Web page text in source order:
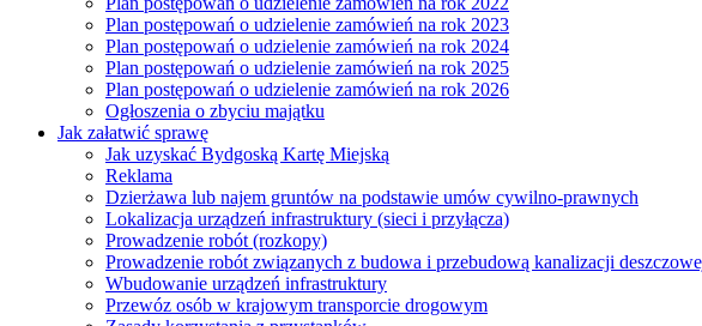
Plan postępowań o udzielenie zamówień na rok 2023
Plan postępowań o udzielenie zamówień na rok 2024
Plan postępowań o udzielenie zamówień na rok 2025
Plan postępowań o udzielenie zamówień na rok 2026
Ogłoszenia o zbyciu majątku
Jak załatwić sprawę
Jak uzyskać Bydgoską Kartę Miejską
Reklama
Dzierżawa lub najem gruntów na podstawie umów cywilno-prawnych
Lokalizacja urządzeń infrastruktury (sieci i przyłącza)
Prowadzenie robót (rozkopy)
Prowadzenie robót związanych z budowa i przebudową kanalizacji
Wbudowanie urządzeń infrastruktury
Przewóz osób w krajowym transporcie drogowym